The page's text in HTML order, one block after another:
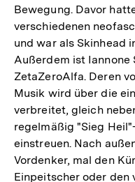
Bewegung. Davor
verschiedenen
und war als Skinhead
Außerdem ist Iannone
ZetaZeroAlfa. Deren
Musik wird über die
verbreitet, gleich
regelmäßig "Sieg
einstreuen. Nach
Vordenker, mal den
Einpeitscher oder